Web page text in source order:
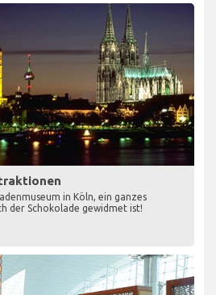
in Köln, ein ganzes
der Schokolade gewidmet ist!